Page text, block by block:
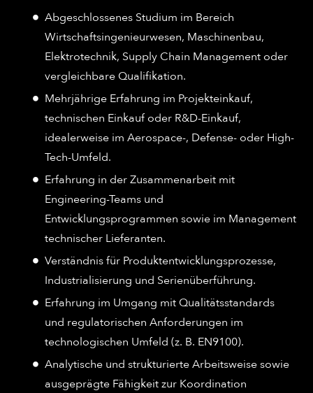
Abgeschlossenes Studium im Bereich
Wirtschaftsingenieurwesen, Maschinenbau,
Elektrotechnik, Supply Chain Management oder
vergleichbare Qualifikation.
Mehrjährige Erfahrung im Projekteinkauf,
technischen Einkauf oder R&D-Einkauf,
idealerweise im Aerospace-, Defense- oder High-
Tech-Umfeld.
Erfahrung in der Zusammenarbeit mit
Engineering-Teams und
Entwicklungsprogrammen sowie im Management
technischer Lieferanten.
Verständnis für Produktentwicklungsprozesse,
Industrialisierung und Serienüberführung.
Erfahrung im Umgang mit Qualitätsstandards
und regulatorischen Anforderungen im
technologischen Umfeld (z. B. EN9100).
Analytische und strukturierte Arbeitsweise sowie
ausgeprägte Fähigkeit zur Koordination